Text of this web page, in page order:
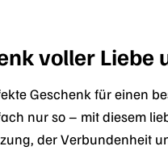
voller Liebe
Geschenk für einen
nur so – mit diesem
der Verbundenheit